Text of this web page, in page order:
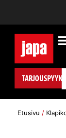
Etusivu /